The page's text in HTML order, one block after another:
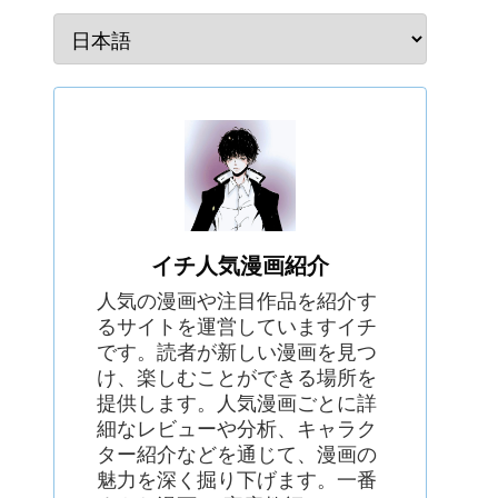
イチ人気漫画紹介
人気の漫画や注目作品を紹介す
るサイトを運営していますイチ
です。読者が新しい漫画を見つ
け、楽しむことができる場所を
提供します。人気漫画ごとに詳
細なレビューや分析、キャラク
ター紹介などを通じて、漫画の
魅力を深く掘り下げます。一番